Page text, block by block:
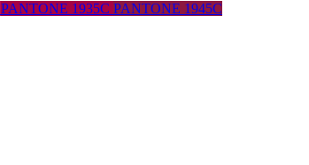
PANTONE 1935C PANTONE 1945C